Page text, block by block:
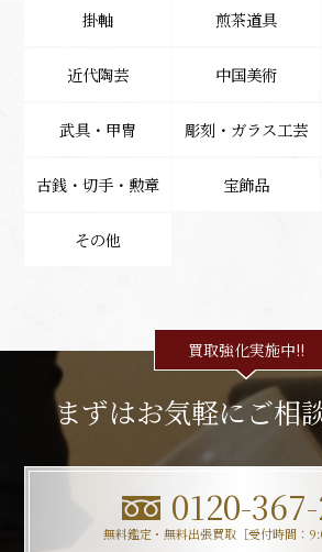
掛軸 煎茶道具
近代陶芸 中国美術
武具・甲冑 彫刻・ガラス工芸
古銭・切手・勲章 宝飾品
その他
買取強化実施中!!
まずはお気軽にご相
0120-
無料鑑定・無料出張買取［受付時間：